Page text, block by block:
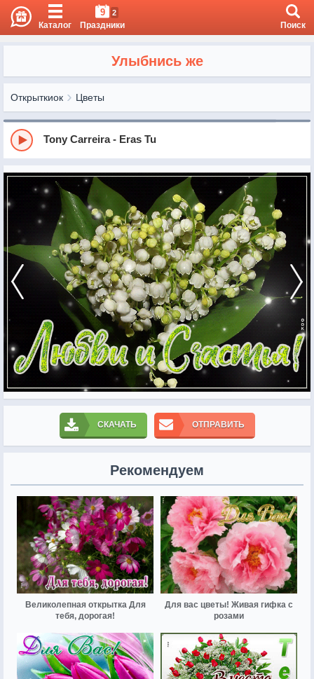
Каталог
9 2
Праздники Поиск
Улыбнись же
Открыткиок Цветы
Tony Carreira - Eras Tu
СКАЧАТЬ ОТПРАВИТЬ
Рекомендуем
Великолепная открытка Для
тебя, дорогая!
Для вас цветы! Живая гифка с
розами